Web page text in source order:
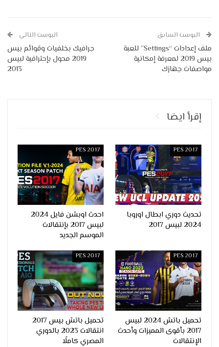
البوست السابق
ملف إعدادات “Settings” للعبة
بيس 2019 لمعرفة إمكانية
مواصفات جهازك
البوست التالي
جرافيك بخلفيات وقوائم بيس
2019 محول بإحترافية لبيس
2013
إقرأ ايضا
PES 2017
تحديث دوري ابطال اوروبا
2024 لبيس 2017
PES 2017
احدث اوبشن فايل 2024
لبيس 2017 بإنتقالات
الموسم الجديد
PES 2017
تحميل باتش 2024 لبيس
2017 بأقوى المميزات وأحدث
الإنتقالات
PES 2017
تحميل باتش بيس 2017
انتقالات 2023 بالدوري
المصري كاملًا